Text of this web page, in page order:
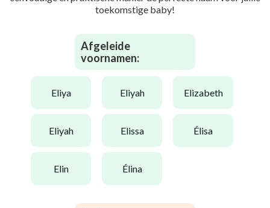
toekomstige baby!
Afgeleide
voornamen:
eliya eliyah elizabeth
eliyah elissa élisa
elin élina